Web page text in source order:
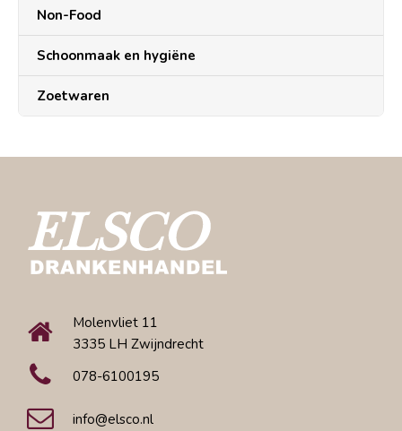
Non-Food
Schoonmaak en hygiëne
Zoetwaren
Molenvliet 11
3335 LH Zwijndrecht
078-6100195
info@elsco.nl